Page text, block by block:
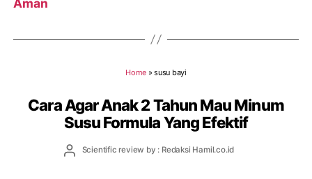
Home »susu bayi
Cara Agar Anak 2 Tahun Mau Minum
Susu Formula Yang Efektif
PostScientific review by : Redaksi Hamil.co.id